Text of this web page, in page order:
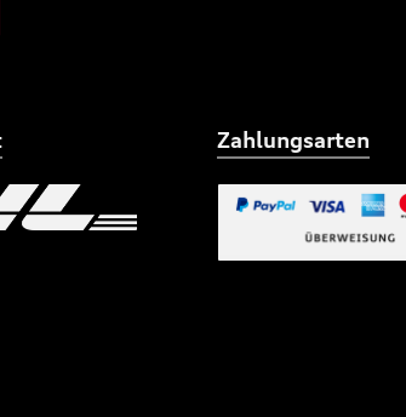
Benutzerdefiniertes Bild 2
Zahlungsarten